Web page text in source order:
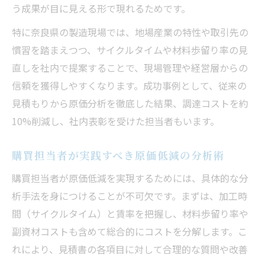
う成果が目に見える形で現れるためです。
特に奈良県の製造現場では、地場産業の特性や取引先の
慣習を踏まえつつ、サイクルタイムや材料歩留り率の見
直しを社内で提案することで、現場管理や経営層からの
信頼を獲得しやすくなります。成功事例として、従来の
見積もりから原価分析を徹底した結果、調達コストを約
10%削減し、社内表彰を受けた担当者もいます。
購買担当者が実践すべき原価低減の分析術
購買担当者が原価低減を実現するためには、具体的な分
析手法を身につけることが不可欠です。まずは、加工時
間（サイクルタイム）と賃率を把握し、材料歩留り率や
副資材コストも含めて総合的にコストを分解します。こ
れにより、見積書の各項目に対して合理的な質問や改善